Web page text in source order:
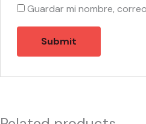
Guardar mi nombre,